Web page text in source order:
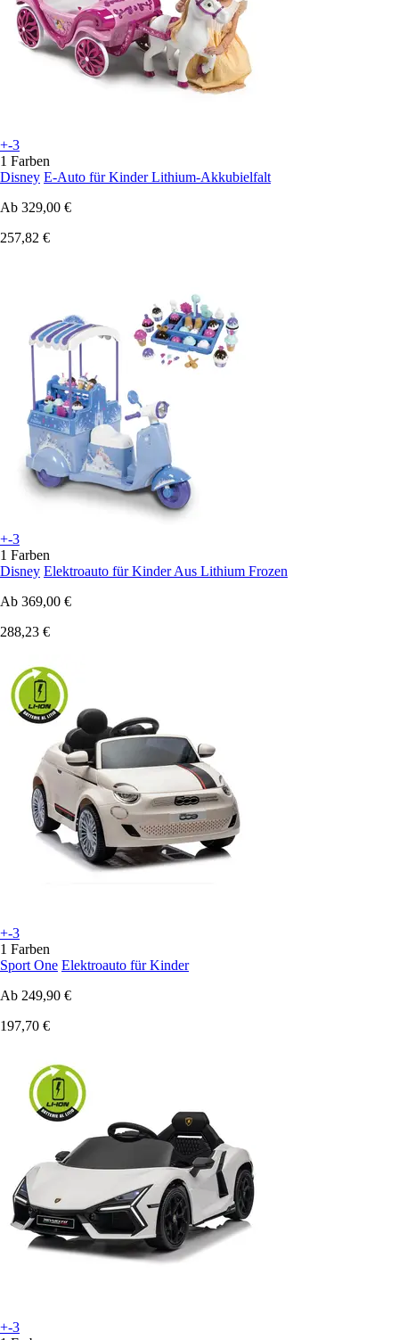
+-3
1 Farben
Disney E-Auto für Kinder Lithium-Akkubielfalt
Ab 329,00 €
257,82 €
+-3
1 Farben
Disney Elektroauto für Kinder Aus Lithium Frozen
Ab 369,00 €
288,23 €
+-3
1 Farben
Sport One Elektroauto für Kinder
Ab 249,90 €
197,70 €
+-3